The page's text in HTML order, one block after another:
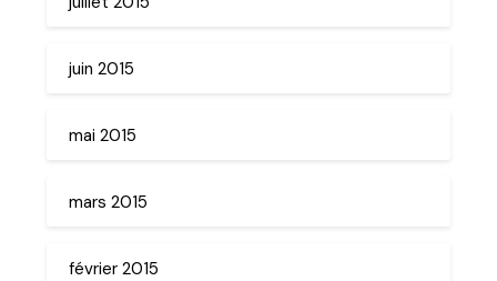
juin 2015
mai 2015
mars 2015
février 2015